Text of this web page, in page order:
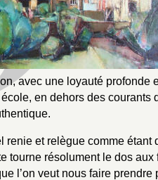
avec une loyauté profonde
en dehors des courants
renie et relègue comme étant
tourne résolument le dos
l’on veut nous faire prendre